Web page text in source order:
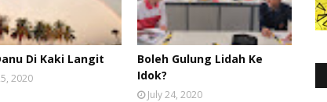
Di Kaki Langit
2020
Boleh Gulung Lidah Ke
Idok?
July 24, 2020